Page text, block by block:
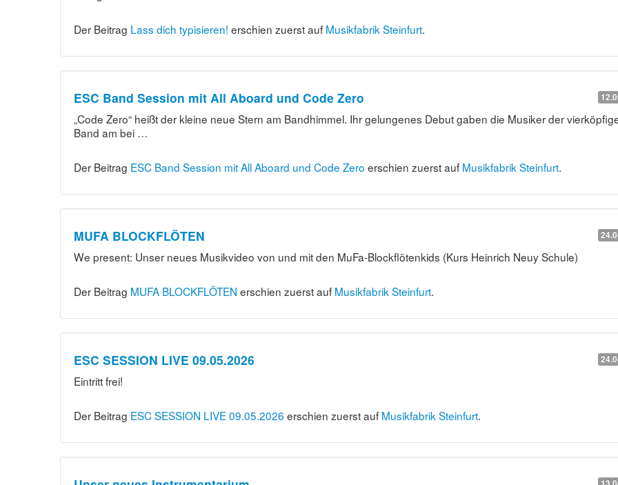
Der Beitrag Lass dich typisieren! erschien zuerst auf Musikfabrik Steinfurt.
ESC Band Session mit All Aboard und Code Zero
„Code Zero“ heißt der kleine neue Stern am Bandhimmel. Ihr gelungenes Debut gaben die Musiker der
Band am bei …
Der Beitrag ESC Band Session mit All Aboard und Code Zero erschien zuerst auf Musikfabrik Steinfurt.
MUFA BLOCKFLÖTEN
We present: Unser neues Musikvideo von und mit den MuFa-Blockflötenkids (Kurs Heinrich Neuy Schule)
Der Beitrag MUFA BLOCKFLÖTEN erschien zuerst auf Musikfabrik Steinfurt.
ESC SESSION LIVE 09.05.2026
Eintritt frei!
Der Beitrag ESC SESSION LIVE 09.05.2026 erschien zuerst auf Musikfabrik Steinfurt.